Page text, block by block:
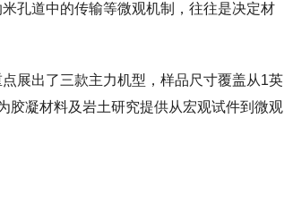
孔道中的传输等微观机制，往往是决定材
展出了三款主力机型，样品尺寸覆盖从1英
胶凝材料及岩土研究提供从宏观试件到微观